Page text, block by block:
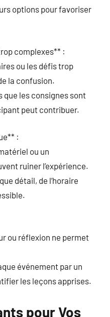
options pour favoriser
complexes** :
ou les défis trop
la confusion.
que les consignes sont
peut contribuer.
:
ou un
ruiner l’expérience.
détail, de l’horaire
ou réflexion ne permet
événement par un
les leçons apprises.
pour Vos